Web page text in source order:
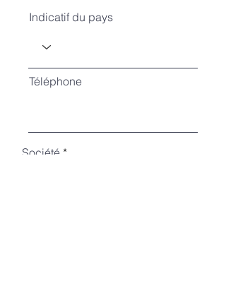
Indicatif du pays
Téléphone
Société